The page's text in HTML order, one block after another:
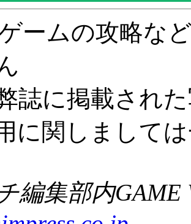
ームの攻略な
誌に掲載され
に関しまして
編集部内GAME